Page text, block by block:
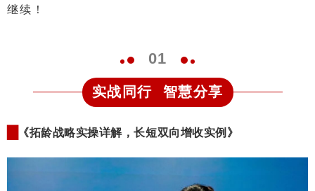
继续！
01
实战同行 智慧分享
《拓龄战略实操详解，长短双向增收实例 》